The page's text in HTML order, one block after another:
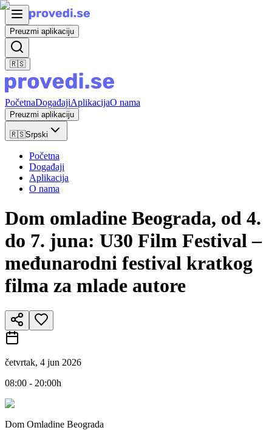
Preuzmi aplikaciju
🇷🇸
PočetnaDogađajiAplikacijaO nama
Preuzmi aplikaciju
🇷🇸Srpski
Početna
Događaji
Aplikacija
O nama
Dom omladine Beograda, od 4.
do 7. juna: U30 Film Festival –
međunarodni festival kratkog
filma za mlade autore
četvrtak, 4 jun 2026
08:00 - 20:00h
Dom Omladine Beograda